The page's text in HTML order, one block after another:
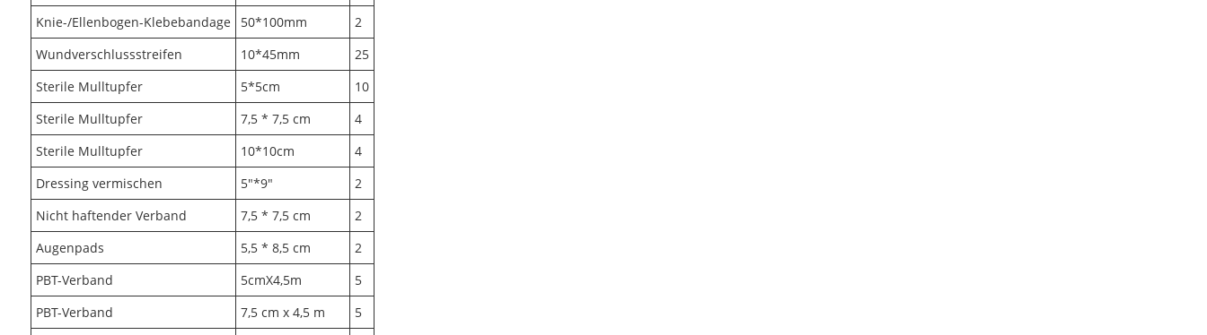
Knie-/Ellenbogen-Klebebandage
50*100mm
2
Wundverschlussstreifen
10*45mm
25
Sterile Mulltupfer
5*5cm
10
Sterile Mulltupfer
7,5 * 7,5 cm
4
Sterile Mulltupfer
10*10cm
4
Dressing vermischen
5"*9"
2
Nicht haftender Verband
7,5 * 7,5 cm
2
Augenpads
5,5 * 8,5 cm
2
PBT-Verband
5cmX4,5m
5
PBT-Verband
7,5 cm x 4,5 m
5